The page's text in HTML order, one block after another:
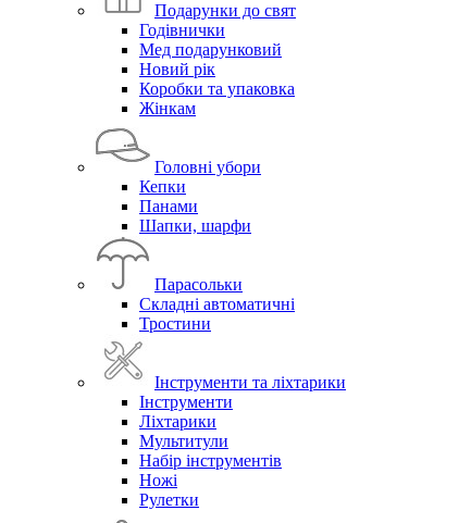
Подарунки до свят
Годівнички
Мед подарунковий
Новий рік
Коробки та упаковка
Жінкам
Головні убори
Кепки
Панами
Шапки, шарфи
Парасольки
Складні автоматичні
Тростини
Інструменти та ліхтарики
Інструменти
Ліхтарики
Мультитули
Набір інструментів
Ножі
Рулетки